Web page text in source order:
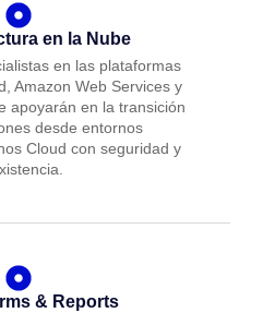
en la Nube
en las plataformas
Amazon Web Services y
apoyarán en la transición
desde entornos
Cloud con seguridad y
& Reports